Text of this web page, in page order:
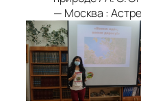
— Москва :